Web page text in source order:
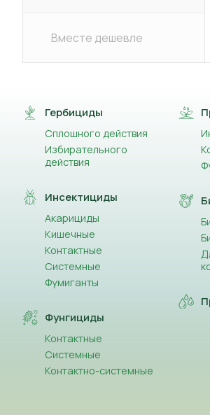
Вместе дешевле
Гербициды
Сплошного действия
Избирательного
действия
Инсектициды
Акарициды
Кишечные
Контактные
Системные
Фумиганты
Фунгициды
Контактные
Системные
Контактно-системные